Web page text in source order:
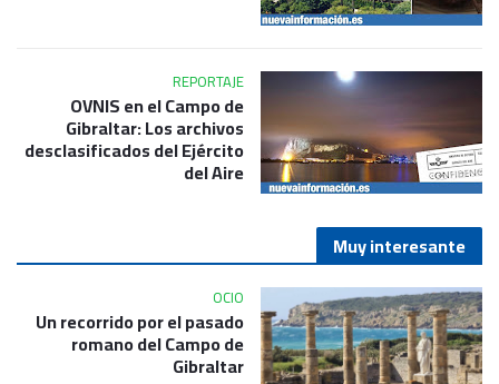
REPORTAJE
OVNIS en el Campo de
Gibraltar: Los archivos
desclasificados del Ejército
del Aire
Muy interesante
OCIO
Un recorrido por el pasado
romano del Campo de
Gibraltar